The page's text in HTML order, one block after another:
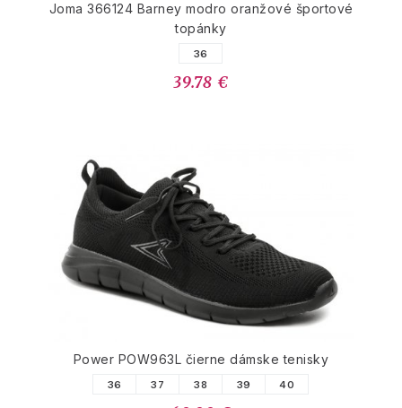
Joma 366124 Barney modro oranžové športové
topánky
36
39.78 €
Power POW963L čierne dámske tenisky
36 37 38 39 40